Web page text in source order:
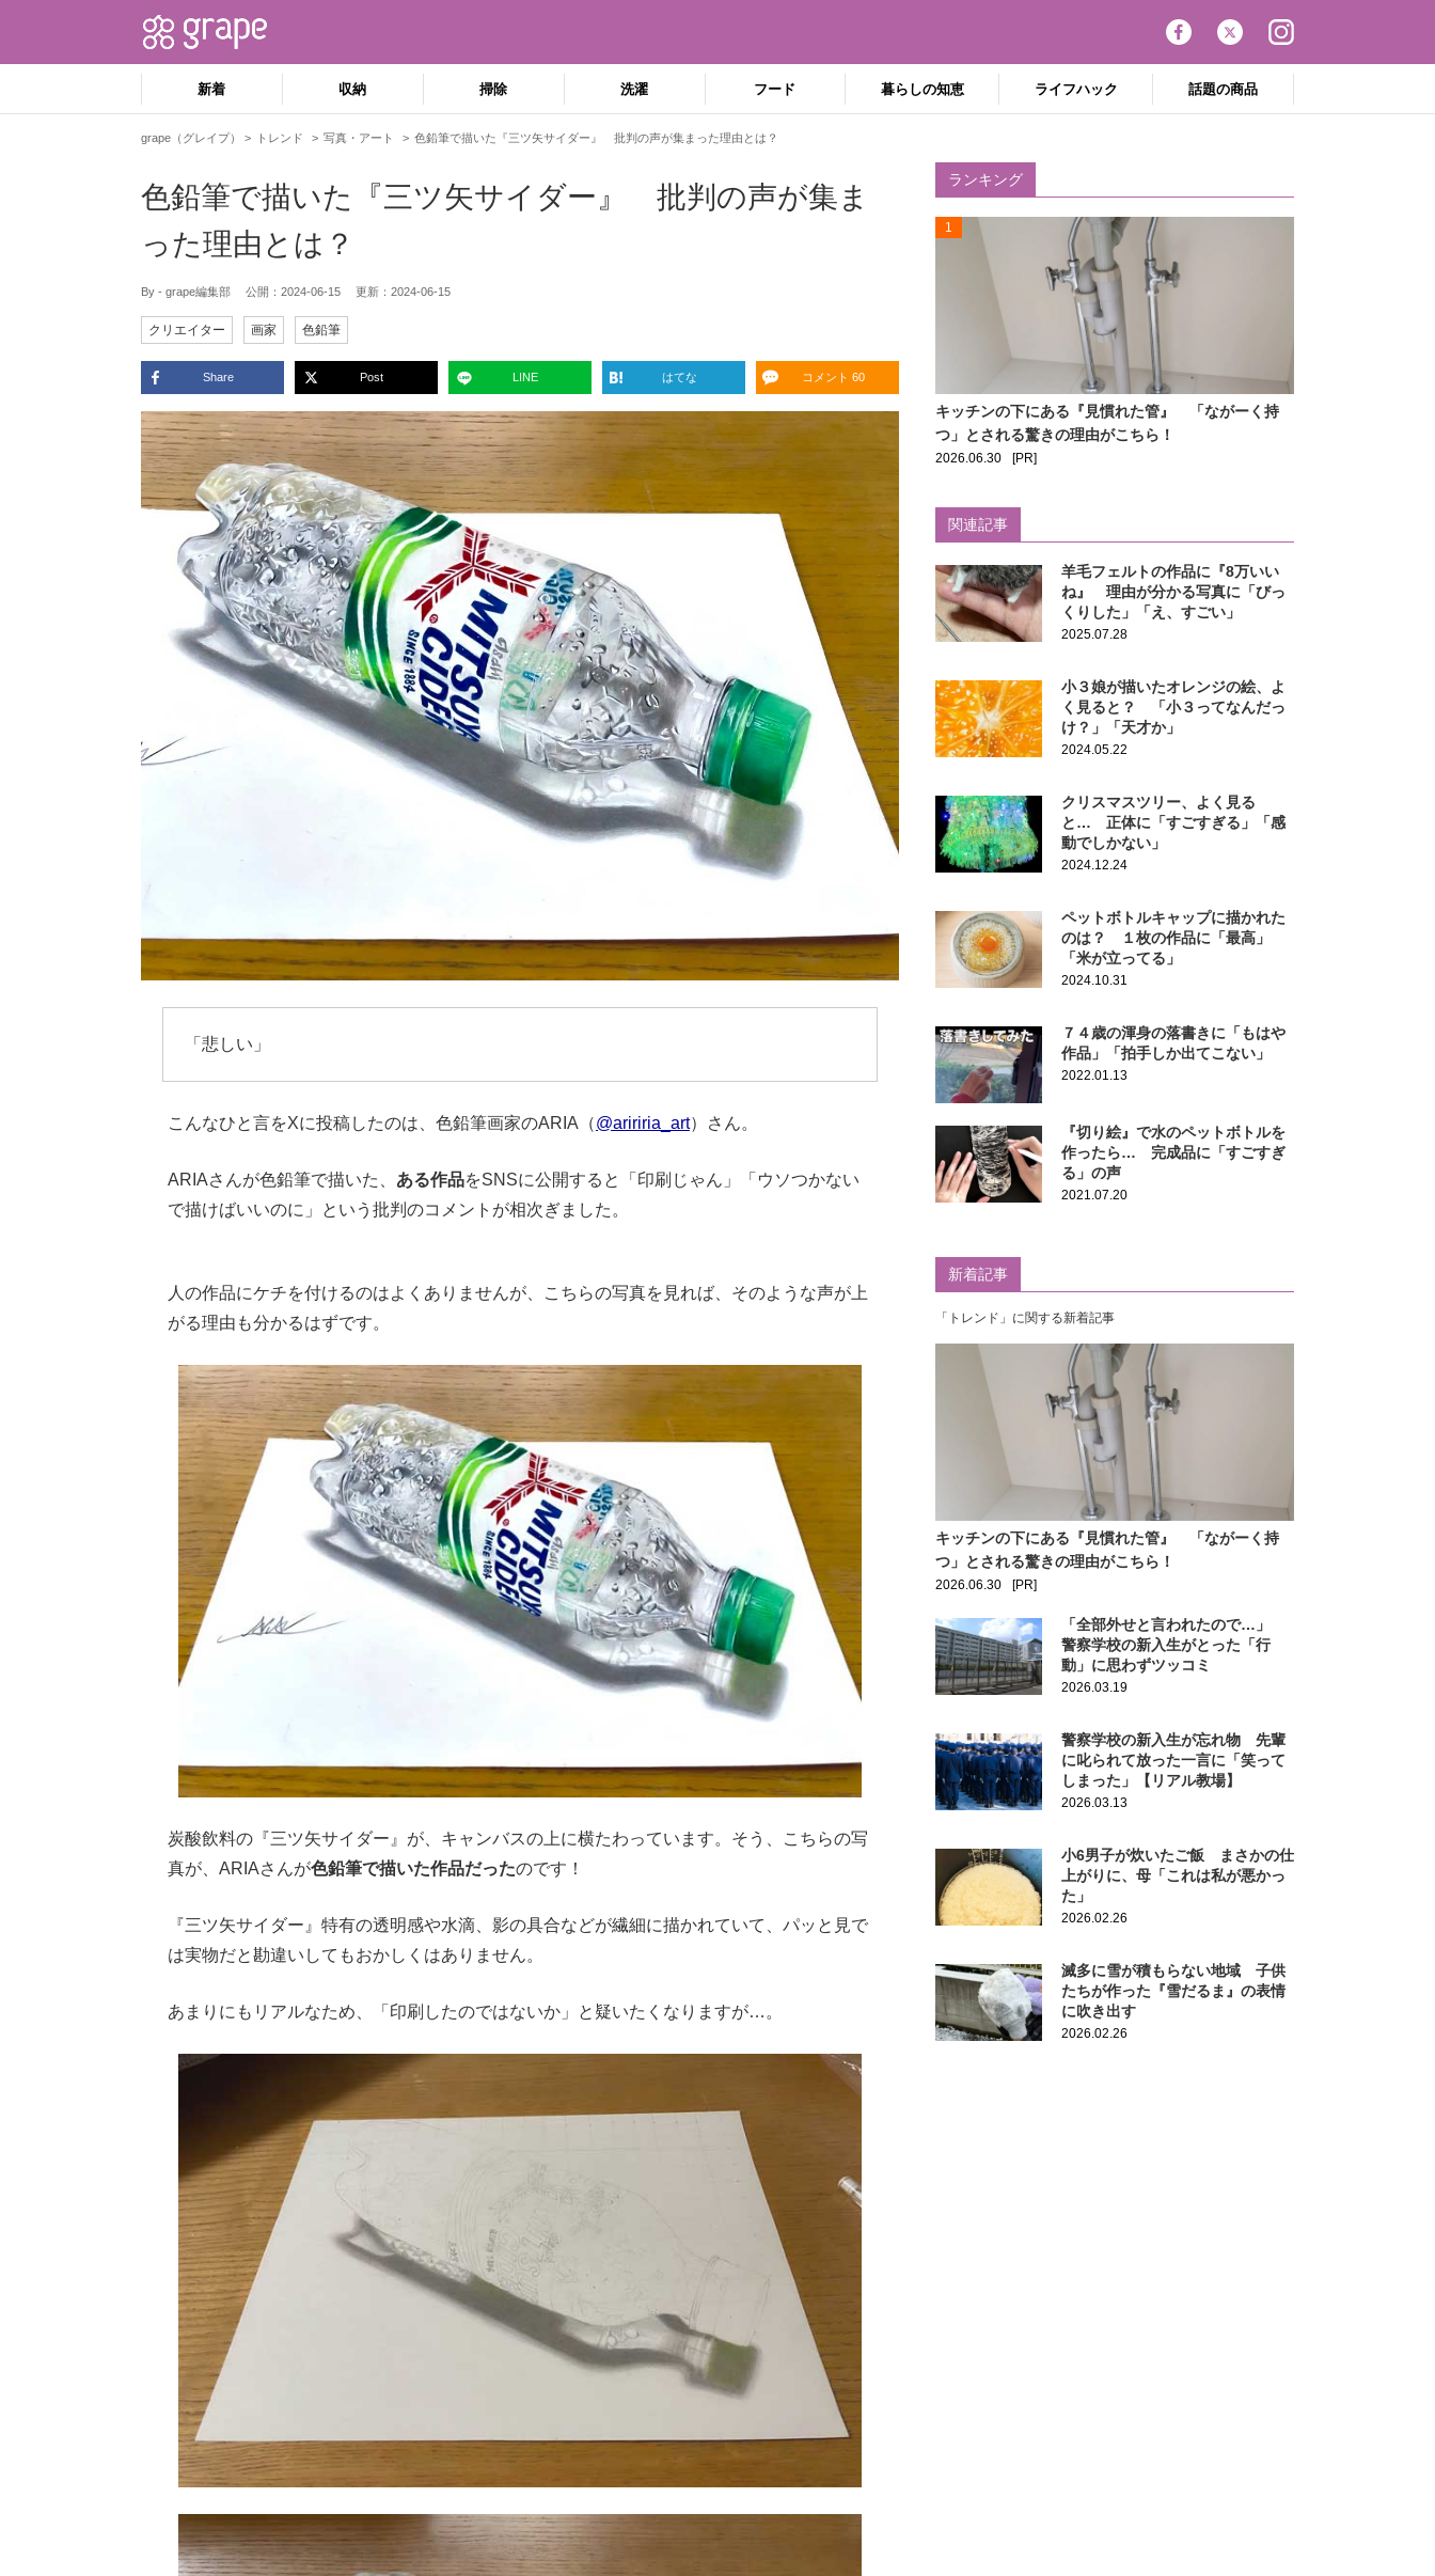
新着 収納 掃除 洗濯 フード 暮らしの知恵 ライフハック 話題の商品
grape（グレイプ） トレンド 写真・アート 色鉛筆で描いた『三ツ矢サイダー』 批判の声が集まった理由とは？
色鉛筆で描いた『三ツ矢サイダー』 批判の声が集ま
った理由とは？
By - grape編集部 公開： 2024-06-15 更新： 2024-06-15
クリエイター 画家 色鉛筆
Share Post LINE はてな コメント 60
「悲しい」
こんなひと言をXに投稿したのは、色鉛筆画家のARIA（@aririria_art）さん。
ARIAさんが色鉛筆で描いた、 ある作品をSNSに公開すると「印刷じゃん」「ウソつかない
で描けばいいのに」という批判のコメントが相次ぎました。
人の作品にケチを付けるのはよくありませんが、こちらの写真を見れば、そのような声が上
がる理由も分かるはずです。
炭酸飲料の『三ツ矢サイダー』が、キャンバスの上に横たわっています。そう、こちらの写
真が、ARIAさんが色鉛筆で描いた作品だったのです！
『三ツ矢サイダー』特有の透明感や水滴、影の具合などが繊細に描かれていて、パッと見で
は実物だと勘違いしてもおかしくはありません。
あまりにもリアルなため、「印刷したのではないか」と疑いたくなりますが…。
ランキング
1
キッチンの下にある『見慣れた管』 「ながーく持
つ」とされる驚きの理由がこちら！
2026.06.30 [PR]
関連記事
羊毛フェルトの作品に『8万いい
ね』 理由が分かる写真に「びっ
くりした」「え、すごい」
2025.07.28
小３娘が描いたオレンジの絵、よ
く見ると？ 「小３ってなんだっ
け？」「天才か」
2024.05.22
クリスマスツリー、よく見る
と… 正体に「すごすぎる」「感
動でしかない」
2024.12.24
ペットボトルキャップに描かれた
のは？ １枚の作品に「最高」
「米が立ってる」
2024.10.31
７４歳の渾身の落書きに「もはや
作品」「拍手しか出てこない」
2022.01.13
『切り絵』で水のペットボトルを
作ったら… 完成品に「すごすぎ
る」の声
2021.07.20
新着記事
「トレンド」に関する新着記事
キッチンの下にある『見慣れた管』 「ながーく持
つ」とされる驚きの理由がこちら！
2026.06.30 [PR]
「全部外せと言われたので…」
警察学校の新入生がとった「行
動」に思わずツッコミ
2026.03.19
警察学校の新入生が忘れ物 先輩
に叱られて放った一言に「笑って
しまった」【リアル教場】
2026.03.13
小6男子が炊いたご飯 まさかの仕
上がりに、母「これは私が悪かっ
た」
2026.02.26
滅多に雪が積もらない地域 子供
たちが作った『雪だるま』の表情
に吹き出す
2026.02.26